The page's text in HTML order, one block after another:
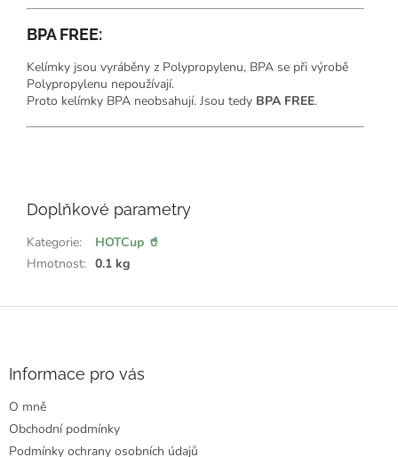
BPA FREE:
Kelímky jsou vyráběny z Polypropylenu, BPA se při výrobě
Polypropylenu nepoužívají.
Proto kelímky BPA neobsahují. Jsou tedy BPA FREE.
e
kDoplňkové parametry
Kategorie:
HOTCup 🥤
Hmotnost: 0.1 kg
Informace pro vás
O mně
Obchodní podmínky
Podmínky ochrany osobních údajů